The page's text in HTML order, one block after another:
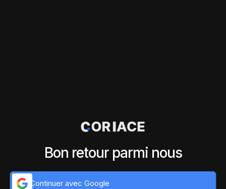
Bon retour parmi nous
Continuer avec Google